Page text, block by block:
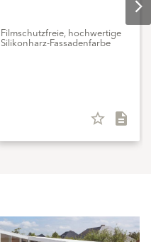
Filmschutzfreie, hochwertige
Silikonharz-Fassadenfarbe
star_border description